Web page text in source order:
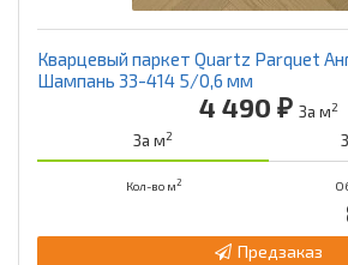
Кварцевый паркет Quartz Parquet
Шампань 33-414 5/0,6 мм
4 490 ₽ За м2
За м2
Кол-во м2
Предзаказ